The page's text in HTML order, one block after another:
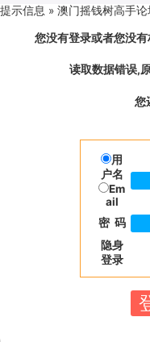
提示信息 » 澳门摇钱树高手论
您没有登录或者您没
读取数据错误,
您
用
户名
Em
ail
密 码
隐身
登录